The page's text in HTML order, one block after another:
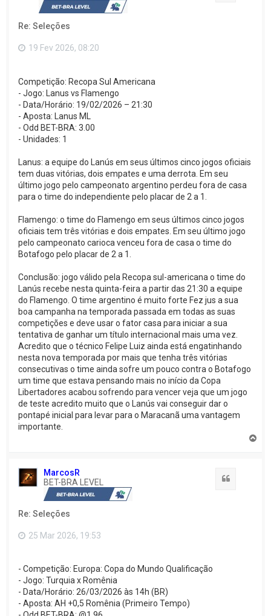
Re: Seleções
19 Fev 2026, 08:20
Competição: Recopa Sul Americana
- Jogo: Lanus vs Flamengo
- Data/Horário: 19/02/2026 – 21:30
- Aposta: Lanus ML
- Odd BET-BRA: 3.00
- Unidades: 1
Lanus: a equipe do Lanús em seus últimos cinco jogos oficiais
tem duas vitórias, dois empates e uma derrota. Em seu
último jogo pelo campeonato argentino perdeu fora de casa
para o time do independiente pelo placar de 2 a 1.
Flamengo: o time do Flamengo em seus últimos cinco jogos
oficiais tem três vitórias e dois empates. Em seu último jogo
pelo campeonato carioca venceu fora de casa o time do
Botafogo pelo placar de 2 a 1.
Conclusão: jogo válido pela Recopa sul-americana o time do
Lanús recebe nesta quinta-feira a partir das 21:30 a equipe
do Flamengo. O time argentino é muito forte Fez jus a sua
boa campanha na temporada passada em todas as suas
competições e deve usar o fator casa para iniciar a sua
tentativa de ganhar um título internacional mais uma vez.
Acredito que o técnico Felipe Luiz ainda está engatinhando
nesta nova temporada por mais que tenha três vitórias
consecutivas o time ainda sofre um pouco contra o Botafogo
um time que estava pensando mais no início da Copa
Libertadores acabou sofrendo para vencer veja que um jogo
de teste acredito muito que o Lanús vai conseguir dar o
pontapé inicial para levar para o Maracanã uma vantagem
importante.
MarcosR
BET-BRA LEVEL
Re: Seleções
25 Mar 2026, 19:53
- Competição: Europa: Copa do Mundo Qualificação
- Jogo: Turquia x Romênia
- Data/Horário: 26/03/2026 às 14h (BR)
- Aposta: AH +0,5 Romênia (Primeiro Tempo)